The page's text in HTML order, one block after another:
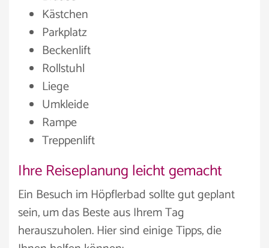
Kästchen
Parkplatz
Beckenlift
Rollstuhl
Liege
Umkleide
Rampe
Treppenlift
Ihre Reiseplanung leicht gemacht
Ein Besuch im Höpflerbad sollte gut geplant
sein, um das Beste aus Ihrem Tag
herauszuholen. Hier sind einige Tipps, die